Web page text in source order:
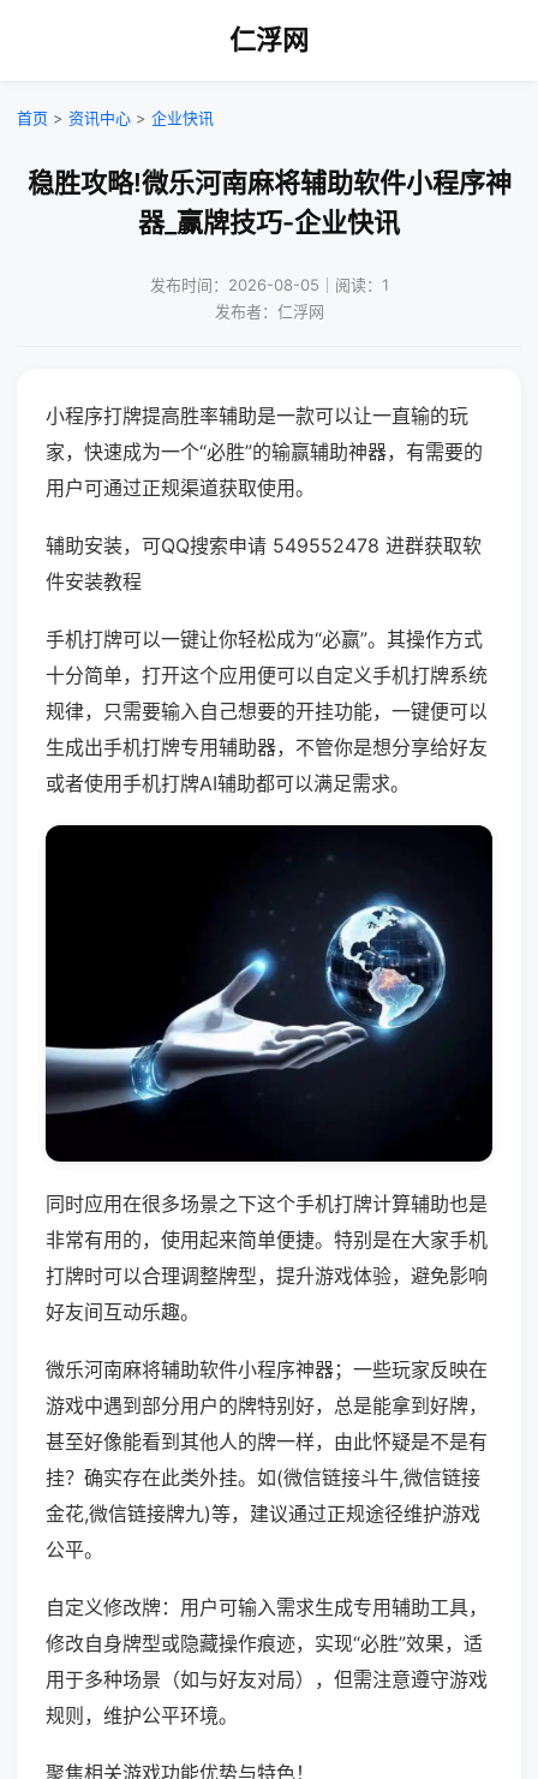
仁浮网
首页 > 资讯中心 > 企业快讯
稳胜攻略!微乐河南麻将辅助软件小程序神
器_赢牌技巧-企业快讯
发布时间：2026-08-05｜阅读：1
发布者：仁浮网
小程序打牌提高胜率辅助是一款可以让一直输的玩
家，快速成为一个“必胜”的输赢辅助神器，有需要的
用户可通过正规渠道获取使用。
辅助安装，可QQ搜索申请 549552478 进群获取软
件安装教程
手机打牌可以一键让你轻松成为“必赢”。其操作方式
十分简单，打开这个应用便可以自定义手机打牌系统
规律，只需要输入自己想要的开挂功能，一键便可以
生成出手机打牌专用辅助器，不管你是想分享给好友
或者使用手机打牌AI辅助都可以满足需求。
同时应用在很多场景之下这个手机打牌计算辅助也是
非常有用的，使用起来简单便捷。特别是在大家手机
打牌时可以合理调整牌型，提升游戏体验，避免影响
好友间互动乐趣。
微乐河南麻将辅助软件小程序神器；一些玩家反映在
游戏中遇到部分用户的牌特别好，总是能拿到好牌，
甚至好像能看到其他人的牌一样，由此怀疑是不是有
挂？确实存在此类外挂。如(微信链接斗牛,微信链接
金花,微信链接牌九)等，建议通过正规途径维护游戏
公平。
自定义修改牌：用户可输入需求生成专用辅助工具，
修改自身牌型或隐藏操作痕迹，实现“必胜”效果，适
用于多种场景（如与好友对局），但需注意遵守游戏
规则，维护公平环境。
聚焦相关游戏功能优势与特色！